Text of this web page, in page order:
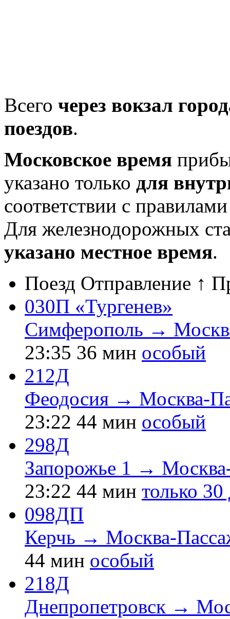
Всего через вокзал
поездов.
Московское время
указано только для
соответствии с
Для железнодорожных
указано местное время.
Поезд Отправление ↑
030П «Тургенев»
Симферополь →
23:35 36 мин особый
212Д
Феодосия → Москва-
23:22 44 мин особый
298Д
Запорожье 1 →
23:22 44 мин только 30
098ДП
Керчь → Москва-
44 мин особый
218Д
Днепропетровск →